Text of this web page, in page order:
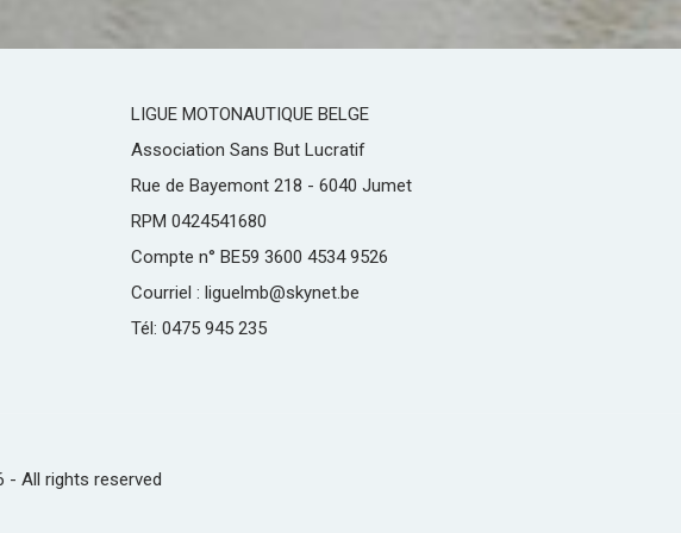
LIGUE MOTONAUTIQUE BELGE
Association Sans But Lucratif
Rue de Bayemont 218 - 6040 Jumet
RPM 0424541680
Compte n° BE59 3600 4534 9526
Courriel : liguelmb@skynet.be
Tél: 0475 945 235
- All rights reserved